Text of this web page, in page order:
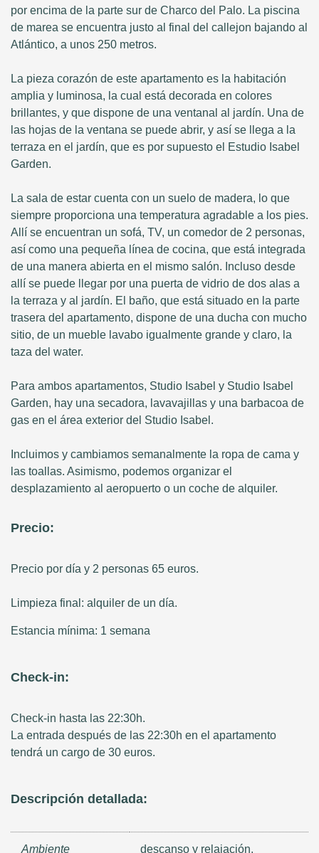
por encima de la parte sur de Charco del Palo. La piscina
de marea se encuentra justo al final del callejon bajando al
Atlántico, a unos 250 metros.
La pieza corazón de este apartamento es la habitación
amplia y luminosa, la cual está decorada en colores
brillantes, y que dispone de una ventanal al jardín. Una de
las hojas de la ventana se puede abrir, y así se llega a la
terraza en el jardín, que es por supuesto el Estudio Isabel
Garden.
La sala de estar cuenta con un suelo de madera, lo que
siempre proporciona una temperatura agradable a los pies.
Allí se encuentran un sofá, TV, un comedor de 2 personas,
así como una pequeña línea de cocina, que está integrada
de una manera abierta en el mismo salón. Incluso desde
allí se puede llegar por una puerta de vidrio de dos alas a
la terraza y al jardín. El baño, que está situado en la parte
trasera del apartamento, dispone de una ducha con mucho
sitio, de un mueble lavabo igualmente grande y claro, la
taza del water.
Para ambos apartamentos, Studio Isabel y Studio Isabel
Garden, hay una secadora, lavavajillas y una barbacoa de
gas en el área exterior del Studio Isabel.
Incluimos y cambiamos semanalmente la ropa de cama y
las toallas. Asimismo, podemos organizar el
desplazamiento al aeropuerto o un coche de alquiler.
Precio:
Precio por día y 2 personas 65 euros.
Limpieza final: alquiler de un día.
Estancia mínima: 1 semana
Check-in:
Check-in hasta las 22:30h.
La entrada después de las 22:30h en el apartamento
tendrá un cargo de 30 euros.
Descripción detallada:
Ambiente
descanso y relajación,